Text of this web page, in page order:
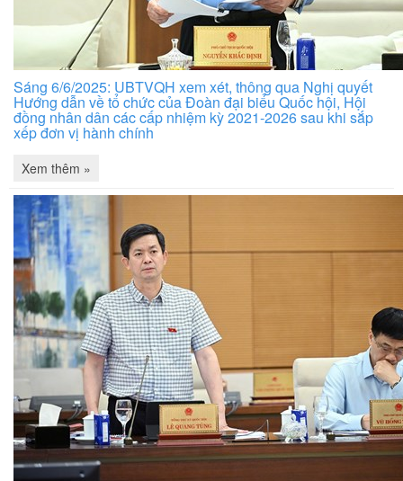
Sáng 6/6/2025: UBTVQH xem xét, thông qua Nghị quyết
Hướng dẫn về tổ chức của Đoàn đại biểu Quốc hội, Hội
đồng nhân dân các cấp nhiệm kỳ 2021-2026 sau khi sắp
xếp đơn vị hành chính
Xem thêm »